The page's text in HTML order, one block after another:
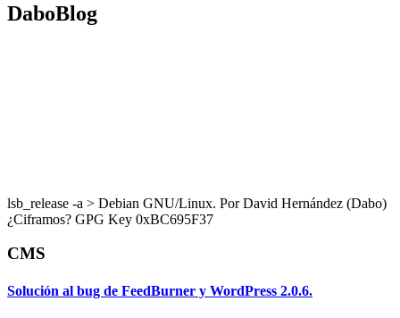
DaboBlog
lsb_release -a > Debian GNU/Linux. Por David Hernández (Dabo)
¿Ciframos? GPG Key 0xBC695F37
CMS
Solución al bug de FeedBurner y WordPress 2.0.6.